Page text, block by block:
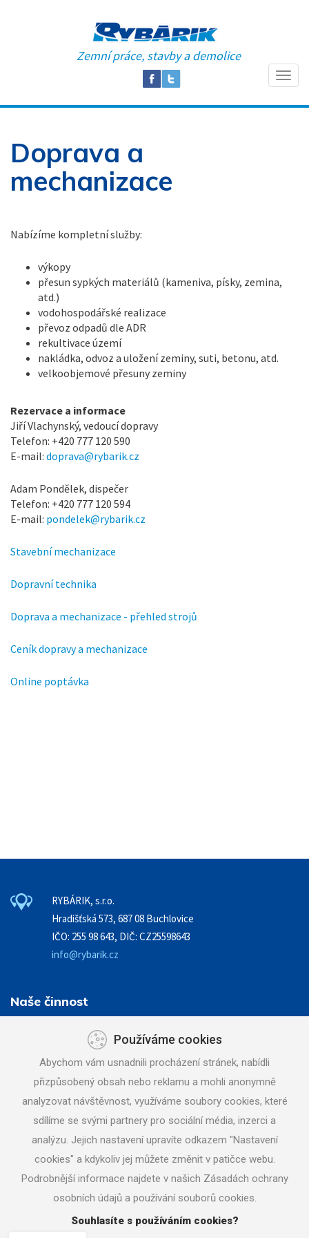
Zemní práce, stavby a demolice
Doprava a
mechanizace
Nabízíme kompletní služby:
výkopy
přesun sypkých materiálů (kameniva, písky, zemina,
atd.)
vodohospodářské realizace
převoz odpadů dle ADR
rekultivace území
nakládka, odvoz a uložení zeminy, suti, betonu, atd.
velkoobjemové přesuny zeminy
Rezervace a informace
Jiří Vlachynský, vedoucí dopravy
Telefon: +420 777 120 590
E-mail: doprava@rybarik.cz
Adam Pondělek, dispečer
Telefon: +420 777 120 594
E-mail: pondelek@rybarik.cz
Stavební mechanizace
Dopravní technika
Doprava a mechanizace - přehled strojů
Ceník dopravy a mechanizace
Online poptávka
RYBÁRIK, s.r.o.
Hradišťská 573, 687 08 Buchlovice
IČO: 255 98 643, DIČ: CZ25598643
info@rybarik.cz
Naše činnost
Zemní práce - stavební činnost
Demolice a bourací práce
Vodovody a kanalizace
Doprava a mechanizace
Půjčovna strojů a nářadí
Pneuservis
Stavbazar
Zavolejte nám +420 777 120 591
Používáme cookies
Abychom vám usnadnili procházení stránek, nabídli
přizpůsobený obsah nebo reklamu a mohli anonymně
analyzovat návštěvnost, využíváme soubory cookies, které
sdílíme se svými partnery pro sociální média, inzerci a
analýzu. Jejich nastavení upravíte odkazem "Nastavení
cookies" a kdykoliv jej můžete změnit v patičce webu.
Podrobnější informace najdete v našich Zásadách ochrany
osobních údajů a používání souborů cookies.
Souhlasíte s používáním cookies?